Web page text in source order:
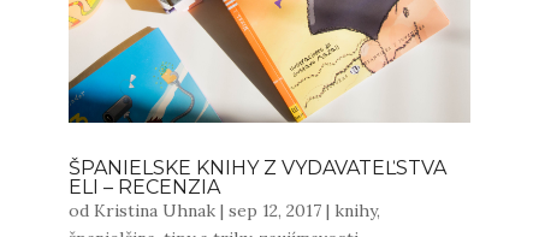
ŠPANIELSKE KNIHY Z VYDAVATEĽSTVA
ELI – RECENZIA
od Kristina Uhnak| sep 12, 2017| knihy,